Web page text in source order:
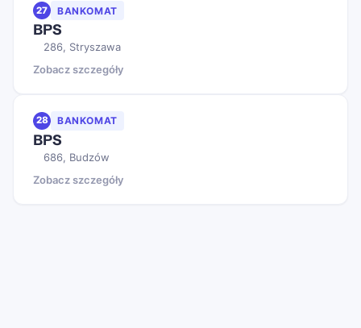
27 BANKOMAT
BPS
286, Stryszawa
Zobacz szczegóły
28 BANKOMAT
BPS
686, Budzów
Zobacz szczegóły